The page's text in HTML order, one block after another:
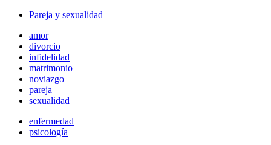
Pareja y sexualidad
amor
divorcio
infidelidad
matrimonio
noviazgo
pareja
sexualidad
enfermedad
psicología